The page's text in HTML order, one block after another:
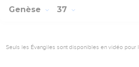
Genèse 37
Seuls les Évangiles sont disponibles en vidéo pour